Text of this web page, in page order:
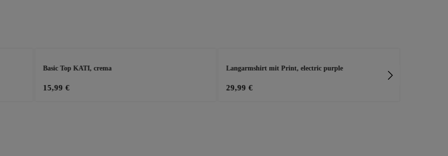
Basic Top KATI, crema
15,99 €
Langarmshirt mit Print, electric purple
29,99 €